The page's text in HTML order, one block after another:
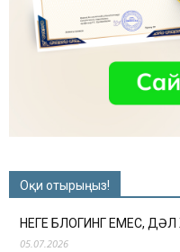
Оқи отырыңыз!
НЕГЕ БЛОГИНГ ЕМЕС,
05.07.2026